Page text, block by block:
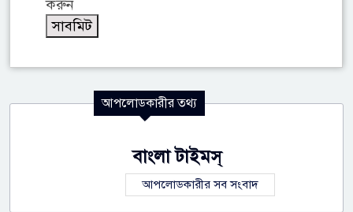
করুন
আপলোডকারীর তথ্য
বাংলা টাইমস্
আপলোডকারীর সব সংবাদ